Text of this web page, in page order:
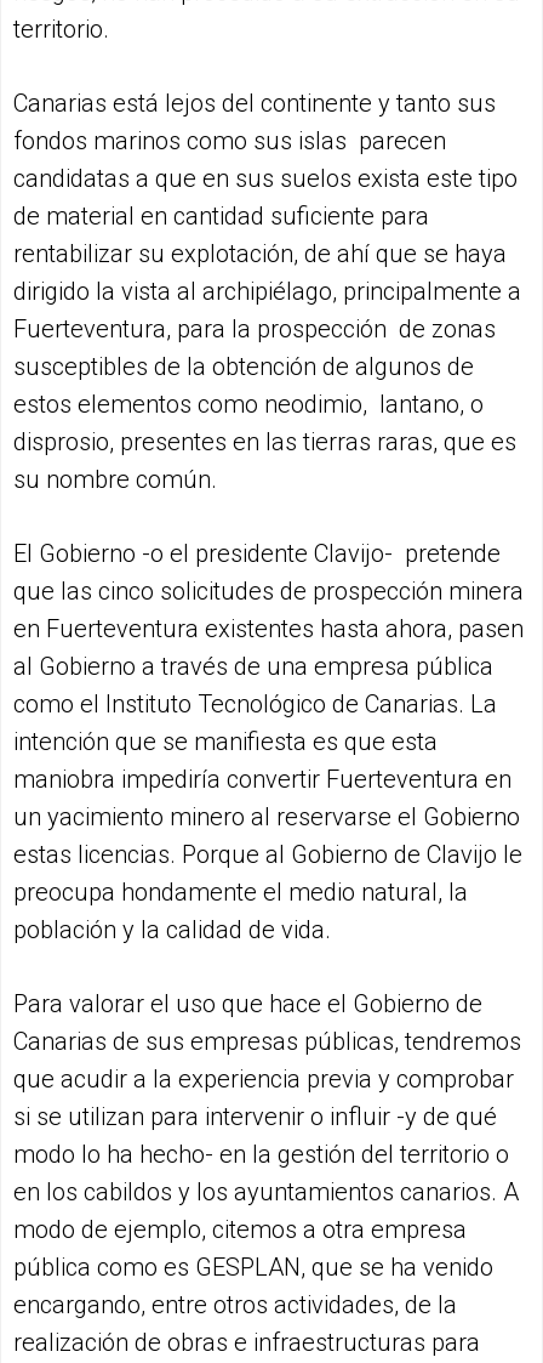
territorio.
Canarias está lejos del continente y tanto sus
fondos marinos como sus islas parecen
candidatas a que en sus suelos exista este tipo
de material en cantidad suficiente para
rentabilizar su explotación, de ahí que se haya
dirigido la vista al archipiélago, principalmente a
Fuerteventura, para la prospección de zonas
susceptibles de la obtención de algunos de
estos elementos como neodimio, lantano, o
disprosio, presentes en las tierras raras, que es
su nombre común.
El Gobierno -o el presidente Clavijo- pretende
que las cinco solicitudes de prospección minera
en Fuerteventura existentes hasta ahora, pasen
al Gobierno a través de una empresa pública
como el Instituto Tecnológico de Canarias. La
intención que se manifiesta es que esta
maniobra impediría convertir Fuerteventura en
un yacimiento minero al reservarse el Gobierno
estas licencias. Porque al Gobierno de Clavijo le
preocupa hondamente el medio natural, la
población y la calidad de vida.
Para valorar el uso que hace el Gobierno de
Canarias de sus empresas públicas, tendremos
que acudir a la experiencia previa y comprobar
si se utilizan para intervenir o influir -y de qué
modo lo ha hecho- en la gestión del territorio o
en los cabildos y los ayuntamientos canarios. A
modo de ejemplo, citemos a otra empresa
pública como es GESPLAN, que se ha venido
encargando, entre otros actividades, de la
realización de obras e infraestructuras para